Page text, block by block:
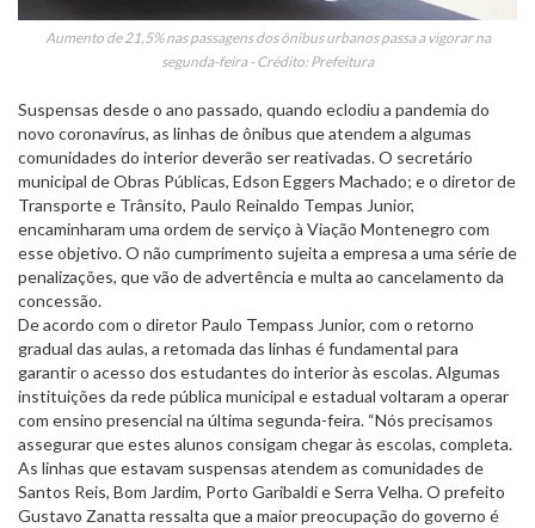
Aumento de 21,5% nas passagens dos ônibus urbanos passa a vigorar na
segunda-feira - Crédito: Prefeitura
Suspensas desde o ano passado, quando eclodiu a pandemia do
novo coronavírus, as linhas de ônibus que atendem a algumas
comunidades do interior deverão ser reativadas. O secretário
municipal de Obras Públicas, Edson Eggers Machado; e o diretor de
Transporte e Trânsito, Paulo Reinaldo Tempas Junior,
encaminharam uma ordem de serviço à Viação Montenegro com
esse objetivo. O não cumprimento sujeita a empresa a uma série de
penalizações, que vão de advertência e multa ao cancelamento da
concessão.
De acordo com o diretor Paulo Tempass Junior, com o retorno
gradual das aulas, a retomada das linhas é fundamental para
garantir o acesso dos estudantes do interior às escolas. Algumas
instituições da rede pública municipal e estadual voltaram a operar
com ensino presencial na última segunda-feira. “Nós precisamos
assegurar que estes alunos consigam chegar às escolas, completa.
As linhas que estavam suspensas atendem as comunidades de
Santos Reis, Bom Jardim, Porto Garibaldi e Serra Velha. O prefeito
Gustavo Zanatta ressalta que a maior preocupação do governo é